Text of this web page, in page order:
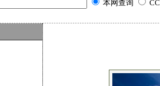
本网查询